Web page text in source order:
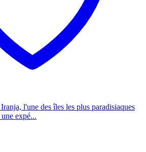
l'une des îles les plus paradisiaques
expé...